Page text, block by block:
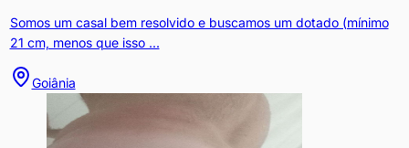
Somos um casal bem resolvido e buscamos um dotado (mínimo
21 cm, menos que isso ...
Goiânia